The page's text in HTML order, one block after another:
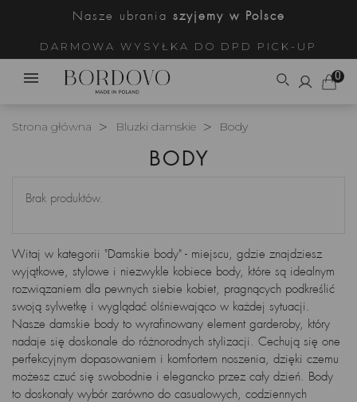
Nasze ubrania szyjemy w Polsce
DARMOWA WYSYŁKA DO DPD PICK-UP
0
Strona główna Bluzki damskie Body
BODY
Brak produktów.
Witaj w kategorii "Damskie body" - miejscu, gdzie znajdziesz
wyjątkowe, stylowe i niezwykle kobiece body, które są idealnym
rozwiązaniem dla pewnych siebie kobiet, pragnących podkreślić
swoją sylwetkę i wyglądać olśniewająco w każdej sytuacji.
Nasze damskie body to wyrafinowany element garderoby, który
nadaje się doskonale do różnorodnych stylizacji. Cechują się one
perfekcyjnym dopasowaniem i komfortem noszenia, dzięki czemu
możesz czuć się swobodnie i elegancko przez cały dzień. Body
to doskonały wybór zarówno do casualowych, codziennych